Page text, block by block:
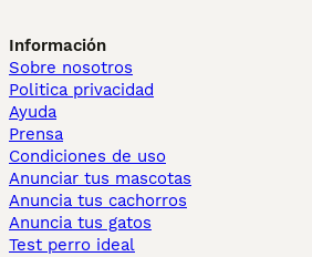
Información
Sobre nosotros
Politica privacidad
Ayuda
Prensa
Condiciones de uso
Anunciar tus mascotas
Anuncia tus cachorros
Anuncia tus gatos
Test perro ideal